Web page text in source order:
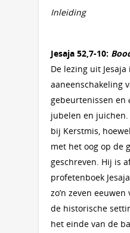
Inleiding
Jesaja 52,7-10:
De lezing uit
aaneenschakeling
gebeurtenissen en
jubelen en
bij Kerstmis,
met het oog op de
geschreven. Hij is
profetenboek
zo’n zeven
de historische
het einde van de